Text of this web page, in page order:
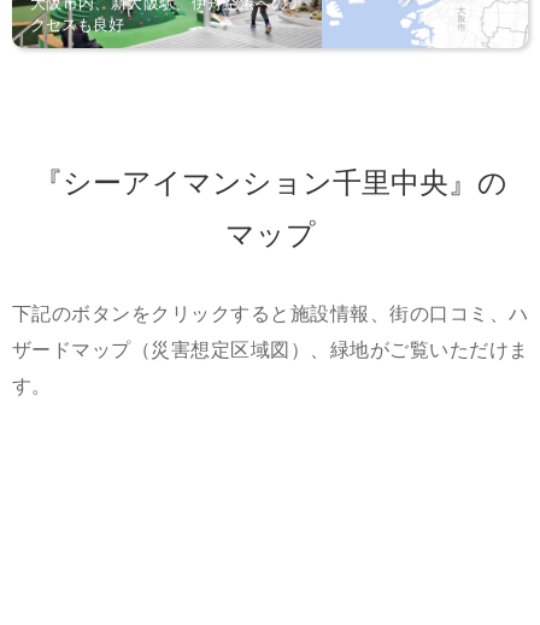
クセスも良好
『シーアイマンション千里中央』の
マップ
下記のボタンをクリックすると施設情報、街の口コミ、ハ
ザードマップ（災害想定区域図）、緑地がご覧いただけま
す。